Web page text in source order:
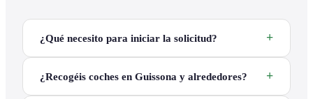
¿Qué necesito para iniciar la solicitud?
¿Recogéis coches en Guissona y alrededores?